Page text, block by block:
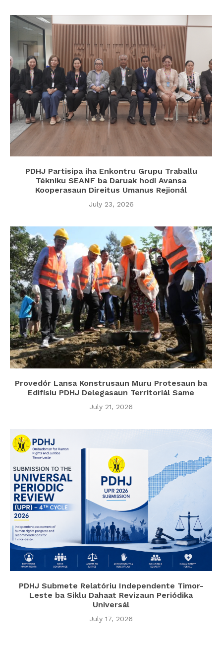
PDHJ Partisipa iha Enkontru Grupu Traballu
Tékniku SEANF ba Daruak hodi Avansa
Kooperasaun Direitus Umanus Rejionál
July 23, 2026
Provedór Lansa Konstrusaun Muru Protesaun ba
Edifísiu PDHJ Delegasaun Territoriál Same
July 21, 2026
PDHJ Submete Relatóriu Independente Timor-
Leste ba Siklu Dahaat Revizaun Periódika
Universál
July 17, 2026